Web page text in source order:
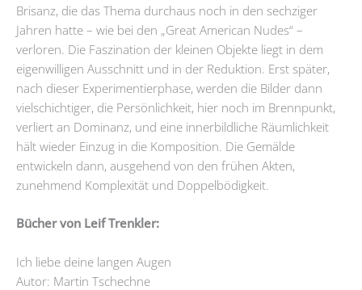
Brisanz, die das Thema durchaus noch in den sechziger
Jahren hatte – wie bei den „Great American Nudes“ –
verloren. Die Faszination der kleinen Objekte liegt in dem
eigenwilligen Ausschnitt und in der Reduktion. Erst später,
nach dieser Experimentierphase, werden die Bilder dann
vielschichtiger, die Persönlichkeit, hier noch im Brennpunkt,
verliert an Dominanz, und eine innerbildliche Räumlichkeit
hält wieder Einzug in die Komposition. Die Gemälde
entwickeln dann, ausgehend von den frühen Akten,
zunehmend Komplexität und Doppelbödigkeit.
Bücher von Leif Trenkler:
Ich liebe deine langen Augen
Autor: Martin Tschechne